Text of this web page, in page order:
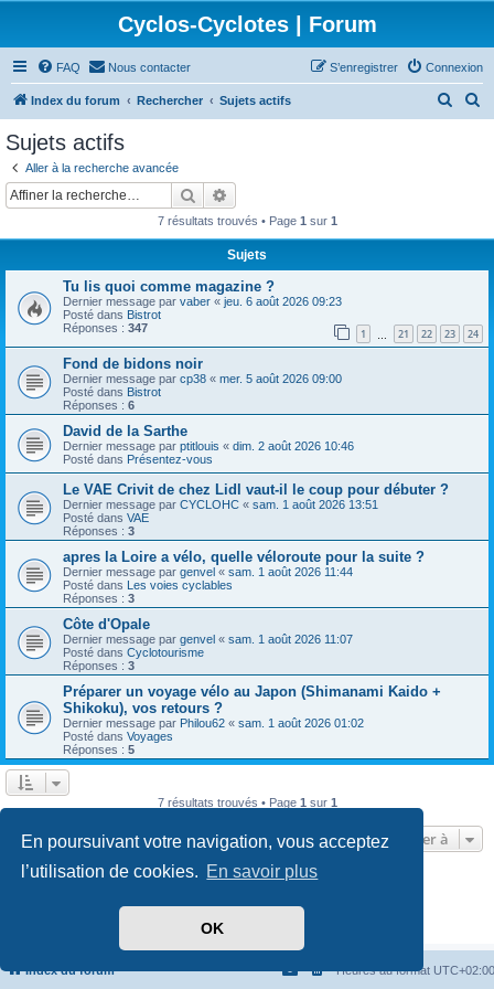
En poursuivant votre navigation, vous acceptez
l’utilisation de cookies. En savoir plus
OK
Cyclos-Cyclotes | Forum
FAQ Nous contacter Connexion
S’enregistrer
Index du forum Rechercher Sujets actifs
r
Sujets actifs
Aller à la recherche avancée
Rechercher
7 résultats trouvés • Page 1 sur 1
Sujets
Tu lis quoi comme magazine ?
Dernier message par vaber « jeu. 6 août 2026 09:23
Posté dans Bistrot
Réponses : 347 1 21 22 23 24
Fond de bidons noir
Dernier message par cp38 « mer. 5 août 2026 09:00
Posté dans Bistrot
Réponses : 6
David de la Sarthe
Dernier message par ptitlouis « dim. 2 août 2026 10:46
Posté dans Présentez-vous
Le VAE Crivit de chez Lidl vaut-il le coup pour débuter ?
Dernier message par CYCLOHC « sam. 1 août 2026 13:51
Posté dans VAE
Réponses : 3
apres la Loire a vélo, quelle véloroute pour la suite ?
Dernier message par genvel « sam. 1 août 2026 11:44
Posté dans Les voies cyclables
Réponses : 3
Côte d'Opale
Dernier message par genvel « sam. 1 août 2026 11:07
Posté dans Cyclotourisme
Réponses : 3
Préparer un voyage vélo au Japon (Shimanami Kaido +
Shikoku), vos retours ?
Dernier message par Philou62 « sam. 1 août 2026 01:02
Posté dans Voyages
Réponses : 5
7 résultats trouvés • Page 1 sur 1
Aller à
Index du forum Heures au format UTC+02:00
phpBB® Forum Software © phpBB Limited
Confidentialité